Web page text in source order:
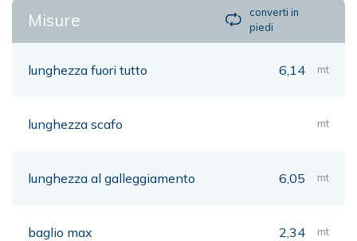
Misure
converti in
piedi
lunghezza fuori tutto 6,14 mt
lunghezza scafo mt
lunghezza al galleggiamento 6,05 mt
baglio max 2,34 mt